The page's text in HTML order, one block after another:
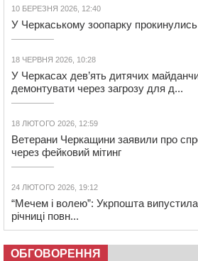
10 БЕРЕЗНЯ 2026, 12:40
У Черкаському зоопарку
18 ЧЕРВНЯ 2026, 10:28
У Черкасах дев’ять дитячих
демонтувати через загрозу для д...
18 ЛЮТОГО 2026, 12:59
Ветерани Черкащини заявили про
через фейковий мітинг
24 ЛЮТОГО 2026, 19:12
“Мечем і волею”: Укрпошта
річниці повн...
ОБГОВОРЕННЯ